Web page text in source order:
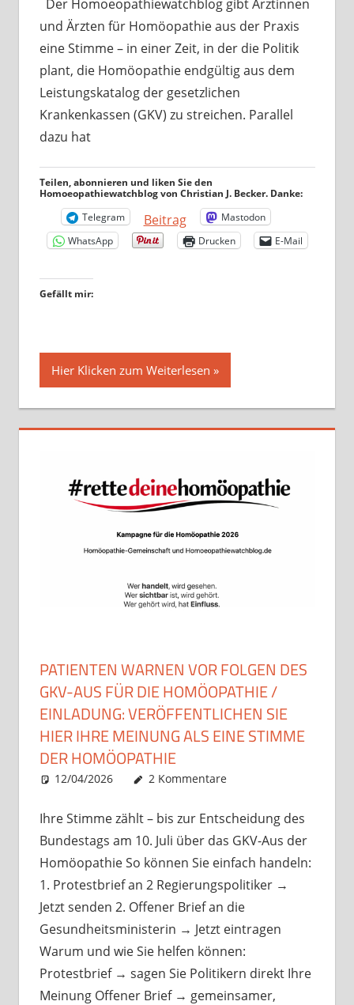
Der Homoeopathiewatchblog gibt Ärztinnen
und Ärzten für Homöopathie aus der Praxis
eine Stimme – in einer Zeit, in der die Politik
plant, die Homöopathie endgültig aus dem
Leistungskatalog der gesetzlichen
Krankenkassen (GKV) zu streichen. Parallel
dazu hat
Teilen, abonnieren und liken Sie den
Homoeopathiewatchblog von Christian J. Becker. Danke:
Telegram
Beitrag
Mastodon
WhatsApp
Drucken E-Mail
Gefällt mir:
Hier Klicken zum Weiterlesen
PATIENTEN WARNEN VOR FOLGEN DES
GKV-AUS FÜR DIE HOMÖOPATHIE /
EINLADUNG: VERÖFFENTLICHEN SIE
HIER IHRE MEINUNG ALS EINE STIMME
DER HOMÖOPATHIE
12/04/2026 Christian J. Becker
Uncategorized
2 Kommentare
Ihre Stimme zählt – bis zur Entscheidung des
Bundestags am 10. Juli über das GKV-Aus der
Homöopathie So können Sie einfach handeln:
1. Protestbrief an 2 Regierungspolitiker →
Jetzt senden 2. Offener Brief an die
Gesundheitsministerin → Jetzt eintragen
Warum und wie Sie helfen können:
Protestbrief → sagen Sie Politikern direkt Ihre
Meinung Offener Brief → gemeinsamer,